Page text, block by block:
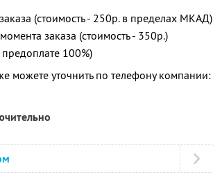
(стоимость - 250р. в пределах МКАД)
заказа (стоимость - 350р.)
100%)
уточнить по телефону компании: